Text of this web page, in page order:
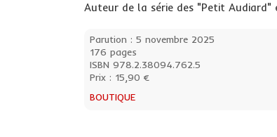
Auteur de la série des "Petit Audiard"
Parution : 5 novembre 2025
176 pages
ISBN 978.2.38094.762.5
Prix : 15,90 €
BOUTIQUE